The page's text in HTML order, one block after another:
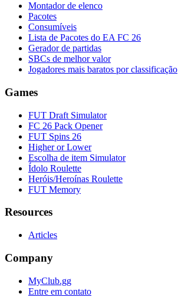
Montador de elenco
Pacotes
Consumíveis
Lista de Pacotes do EA FC 26
Gerador de partidas
SBCs de melhor valor
Jogadores mais baratos por classificação
Games
FUT Draft Simulator
FC 26 Pack Opener
FUT Spins 26
Higher or Lower
Escolha de item Simulator
Ídolo Roulette
Heróis/Heroínas Roulette
FUT Memory
Resources
Articles
Company
MyClub.gg
Entre em contato